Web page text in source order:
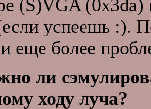
(S)VGA (0x3da)
успеешь :).
еще более
ли
ходу луча?